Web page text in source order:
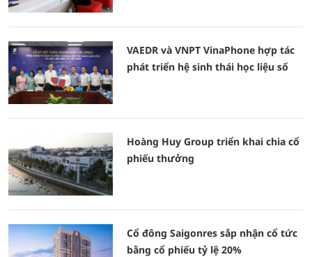
VAEDR và VNPT VinaPhone hợp tác
phát triển hệ sinh thái học liệu số
Hoàng Huy Group triển khai chia cổ
phiếu thưởng
Cổ đông Saigonres sắp nhận cổ tức
bằng cổ phiếu tỷ lệ 20%